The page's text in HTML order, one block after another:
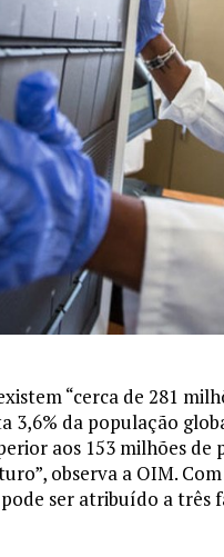
“cerca de 281
da população
aos 153 milhões de
observa a OIM.
ser atribuído a três